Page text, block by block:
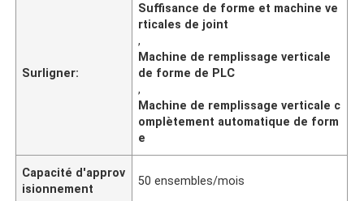
Surligner:
Suffisance de forme et machine ve
rticales de joint
,
Machine de remplissage verticale
de forme de PLC
,
Machine de remplissage verticale c
omplètement automatique de form
e
Capacité d'approv
isionnement
50 ensembles/mois